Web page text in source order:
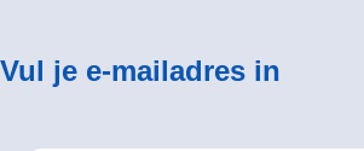
Vul je e-mailadres in